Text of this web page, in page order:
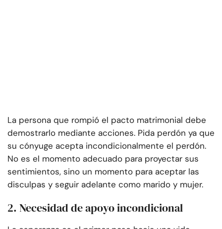
La persona que rompió el pacto matrimonial debe
demostrarlo mediante acciones. Pida perdón ya que
su cónyuge acepta incondicionalmente el perdón.
No es el momento adecuado para proyectar sus
sentimientos, sino un momento para aceptar las
disculpas y seguir adelante como marido y mujer.
2. Necesidad de apoyo incondicional